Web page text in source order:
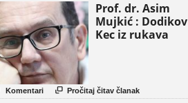
Prof. dr. Asim
Mujkić : Dodikov
Kec iz rukava
Komentari  Pročitaj čitav članak